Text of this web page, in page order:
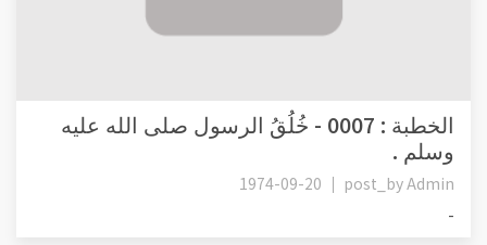
الخطبة : 0007 - خُلُقُ الرسول صلى الله عليه
وسلم .
post_byAdmin
1974-09-20
-